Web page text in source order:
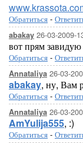
Обратиться -
abakay 26-03-2009-
вот прям
Обратиться -
Annataliya 26-03-
abakay, ну, Вам
Обратиться -
Annataliya 26-03-
AmYulija555, :)
Обратиться -